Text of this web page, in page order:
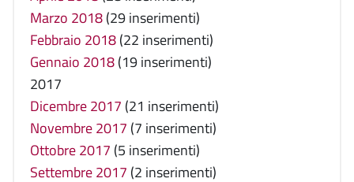
Marzo 2018(29 inserimenti)
Febbraio 2018(22 inserimenti)
Gennaio 2018(19 inserimenti)
2017
Dicembre 2017 (21 inserimenti)
Novembre 2017 (7 inserimenti)
Ottobre 2017 (5 inserimenti)
Settembre 2017 (2 inserimenti)